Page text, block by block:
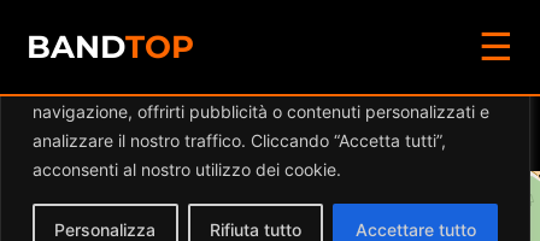
Diamo valore alla tua privacy
navigazione, offrirti pubblicità o contenuti personalizzati e
analizzare il nostro traffico. Cliccando “Accetta tutti”,
acconsenti al nostro utilizzo dei cookie.
Personalizza Rifiuta tutto Accettare tutto
BANDTOP
☰
Eventi aCONARY MOR
+